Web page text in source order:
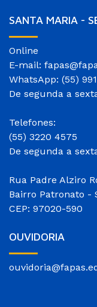
SANTA MARIA -
Online
E-mail:
WhatsApp: (55)
De segunda a
Telefones:
(55) 3220 4575
De segunda a
Rua Padre Alziro
Bairro Patronato -
CEP: 97020-590
OUVIDORIA